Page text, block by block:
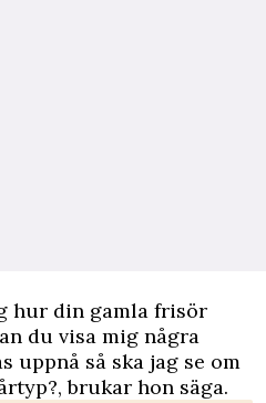
hur din gamla frisör
du visa mig några
uppnå så ska jag se om
brukar hon säga.